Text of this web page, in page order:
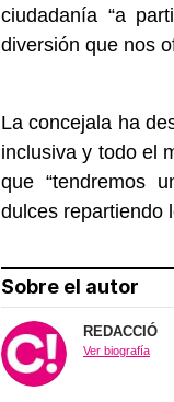
ciudadanía “a
diversión que nos
La concejala ha
inclusiva y todo el
que “tendremos
dulces repartiendo
Sobre el autor
REDACCIÓ
Ver biografía